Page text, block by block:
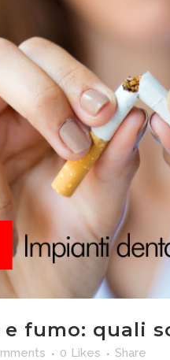
fumo: quali
0 Likes Share